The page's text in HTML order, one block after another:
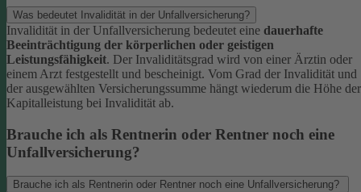
Was bedeutet Invalidität in der Unfallversicherung?
Invalidität in der Unfallversicherung bedeutet eine dauerhafte
Beeinträchtigung der körperlichen oder geistigen
Leistungsfähigkeit. Der Invaliditätsgrad wird von einer Ärztin oder
einem Arzt festgestellt und bescheinigt. Vom Grad der Invalidität und
der ausgewählten Versicherungssumme hängt wiederum die Höhe der
Kapitalleistung bei Invalidität ab.
Brauche ich als Rentnerin oder Rentner noch eine
Unfallversicherung?
Brauche ich als Rentnerin oder Rentner noch eine Unfallversicherung?